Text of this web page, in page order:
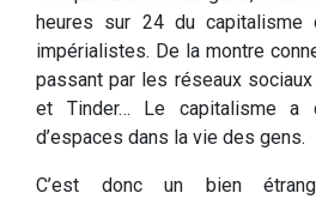
heures sur 24 du capitalisme
impérialistes. De la montre
passant par les réseaux
et Tinder… Le capitalisme a
d’espaces dans la vie des gens.
C’est donc un bien